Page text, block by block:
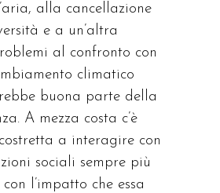
alla cancellazione
e a un’altra
al confronto con
climatico
buona parte della
A mezza costa c’è
a interagire con
sociali sempre più
l’impatto che essa